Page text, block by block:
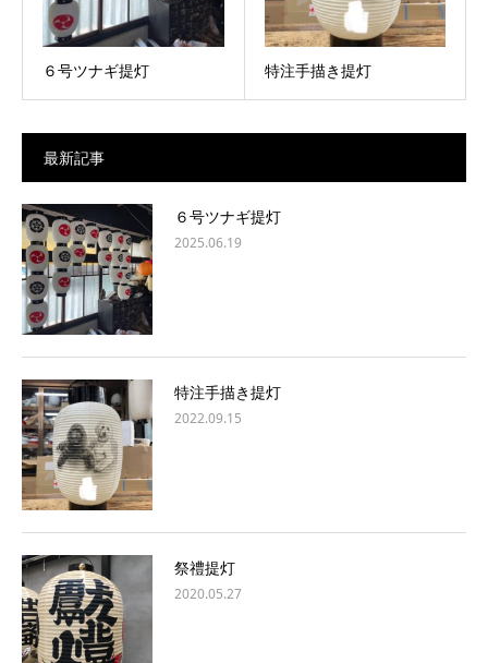
６号ツナギ提灯 特注手描き提灯
最新記事
６号ツナギ提灯
2025.06.19
特注手描き提灯
2022.09.15
祭禮提灯
2020.05.27